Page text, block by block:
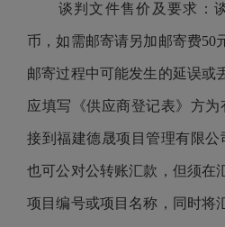
谈判文件售价及要求：谈
币，如需邮寄请另加邮寄费50
邮寄过程中可能发生的延误或
应填写《供应商登记表》方
接到福建德晟项目管理有限公
也可公对公转账汇款，但须在
项目编号或项目名称，同时将